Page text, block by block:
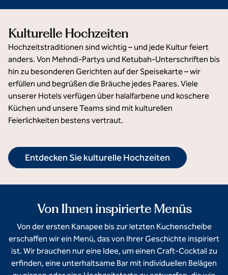
Kulturelle Hochzeiten
Hochzeitstraditionen sind wichtig – und jede Kultur feiert
anders. Von Mehndi-Partys und Ketubah-Unterschriften bis
hin zu besonderen Gerichten auf der Speisekarte – wir
erfüllen und begrüßen die Bräuche jedes Paares. Viele
unserer Hotels verfügen über halalfarbene und koschere
Küchen und unsere Teams sind mit kulturellen
Feierlichkeiten bestens vertraut.
Entdecken Sie kulturelle Hochzeiten
Von Ihnen inspirierte Menüs
Von der ersten Kanapee bis zur letzten Kuchenscheibe
erschaffen wir ein Menü, das von Ihrer Geschichte inspiriert
ist. Wir brauchen nur eine Idee, um einen Craft-Cocktail zu
erfinden, eine unterhaltsame Bar mit individuellen Belägen